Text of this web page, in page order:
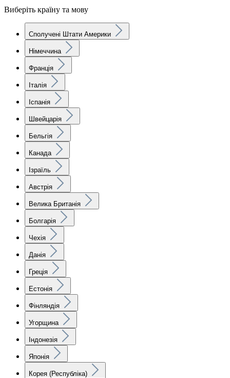
Виберіть країну та мову
Сполучені Штати Америки
Німеччина
Франція
Італія
Іспанія
Швейцарія
Бельгія
Канада
Ізраїль
Австрія
Велика Британія
Болгарія
Чехія
Данія
Греція
Естонія
Фінляндія
Угорщина
Індонезія
Японія
Корея (Республіка)